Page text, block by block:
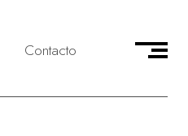
Contacto